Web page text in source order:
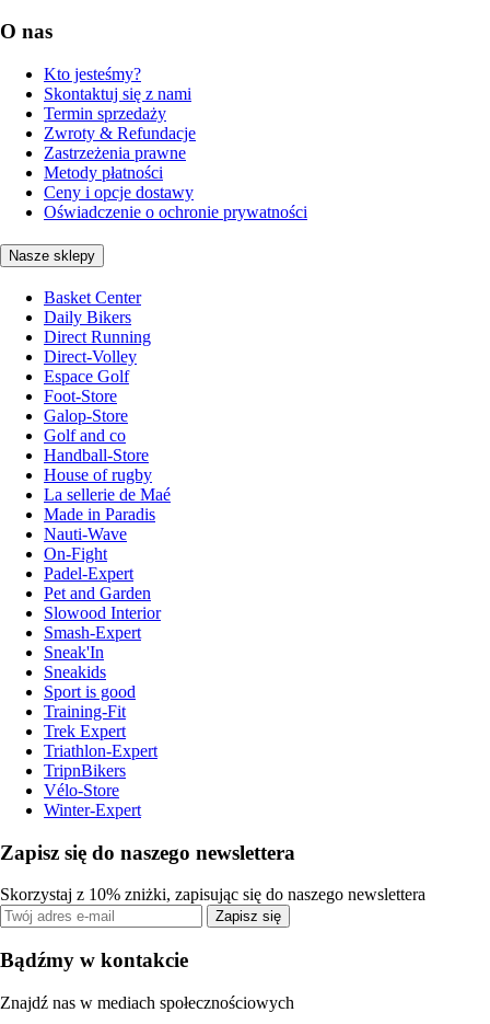
O nas
Kto jesteśmy?
Skontaktuj się z nami
Termin sprzedaży
Zwroty & Refundacje
Zastrzeżenia prawne
Metody płatności
Ceny i opcje dostawy
Oświadczenie o ochronie prywatności
Nasze sklepy
Basket Center
Daily Bikers
Direct Running
Direct-Volley
Espace Golf
Foot-Store
Galop-Store
Golf and co
Handball-Store
House of rugby
La sellerie de Maé
Made in Paradis
Nauti-Wave
On-Fight
Padel-Expert
Pet and Garden
Slowood Interior
Smash-Expert
Sneak'In
Sneakids
Sport is good
Training-Fit
Trek Expert
Triathlon-Expert
TripnBikers
Vélo-Store
Winter-Expert
Zapisz się do naszego newslettera
Skorzystaj z 10% zniżki, zapisując się do naszego newslettera
Zapisz się
Bądźmy w kontakcie
Znajdź nas w mediach społecznościowych